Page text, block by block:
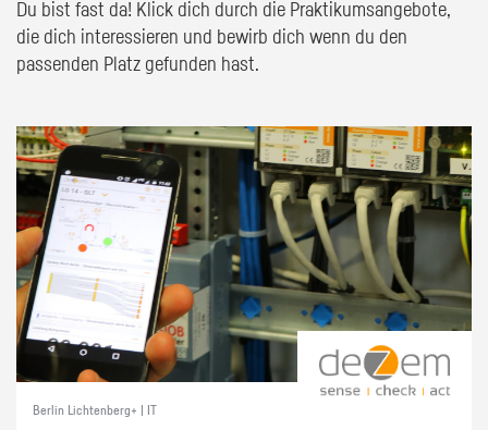
Du bist fast da! Klick dich durch die Praktikumsangebote,
die dich interessieren und bewirb dich wenn du den
passenden Platz gefunden hast.
Berlin Lichtenberg+ | IT